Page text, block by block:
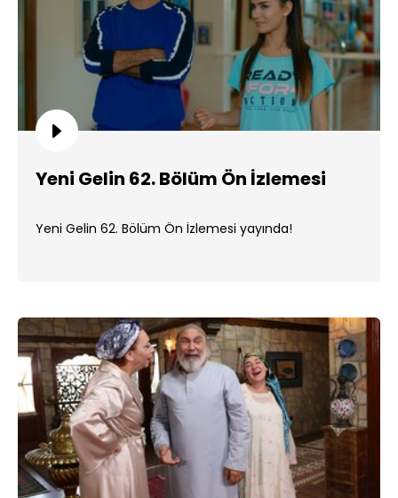
Yeni Gelin 62. Bölüm Ön İzlemesi
Yeni Gelin 62. Bölüm Ön İzlemesi yayında!